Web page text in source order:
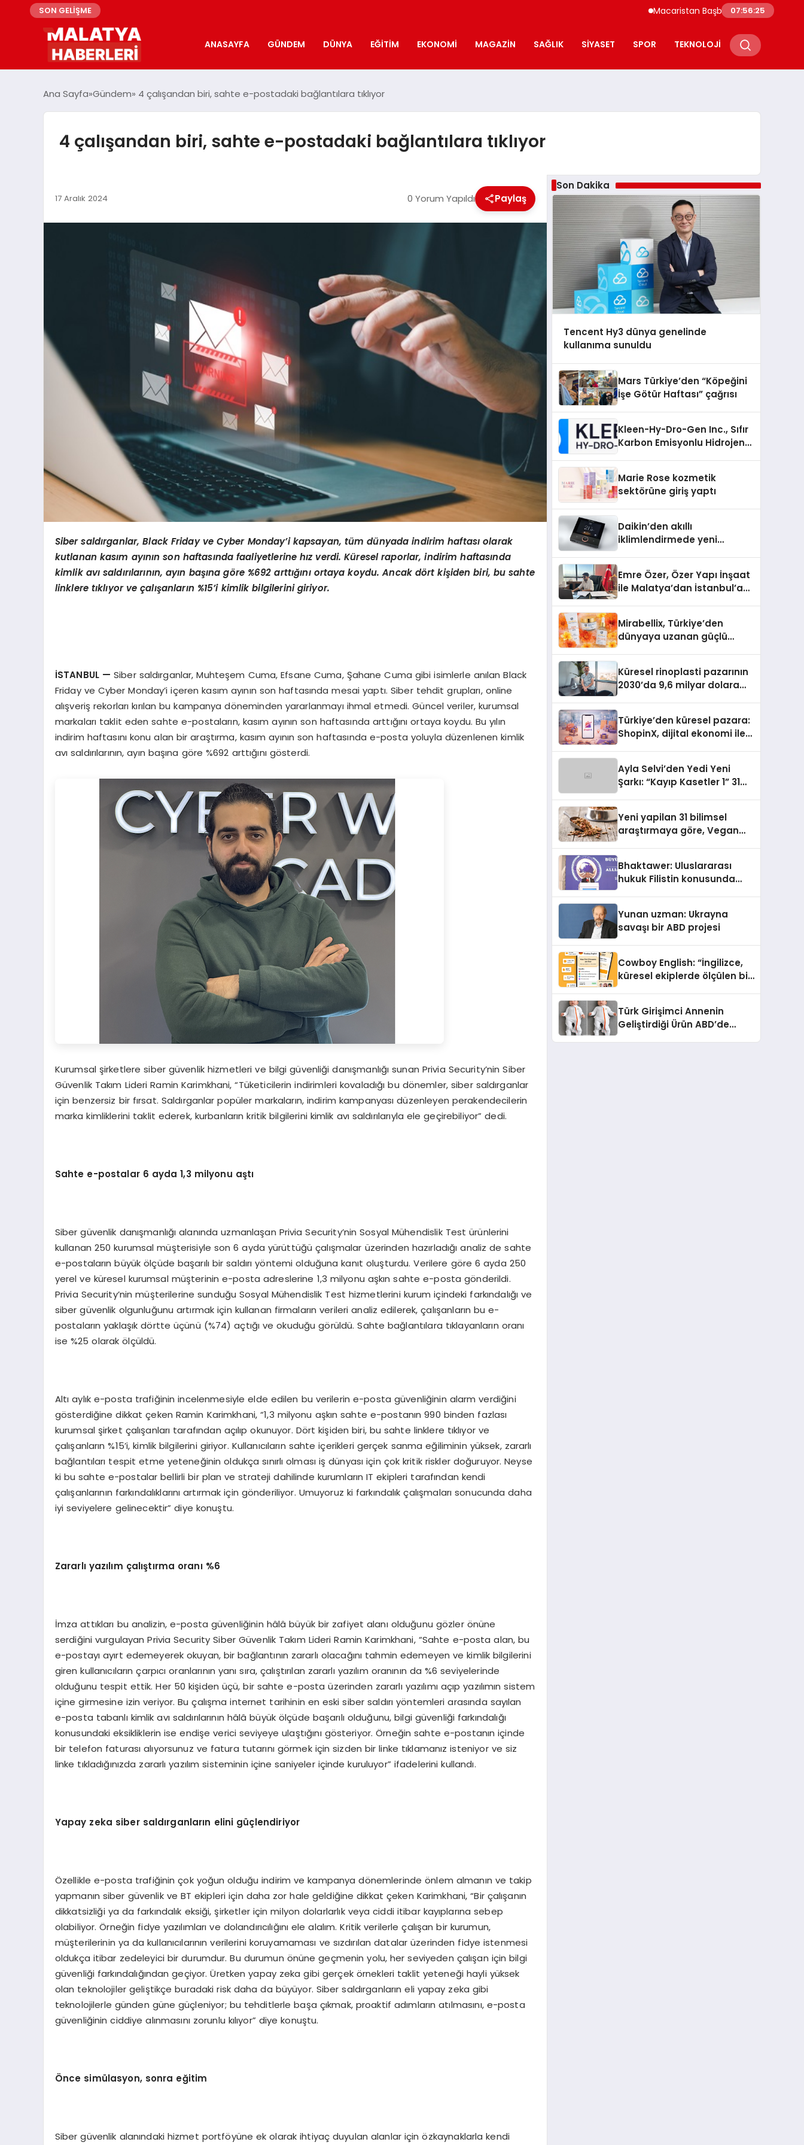
SON GELİŞME Macaristan Başbakanı Duyurdu Paks Nükleer
07:56:27
ANASAYFA GÜNDEM DÜNYA EĞITIM EKONOMI MAGAZIN SAĞLIK SIYASET SPOR TEKNOLOJI
Ana Sayfa Gündem 4 çalışandan biri, sahte e-postadaki bağlantılara tıklıyor
4 çalışandan biri, sahte e-postadaki bağlantılara tıklıyor
17 Aralık 2024 0 Yorum Yapıldı Paylaş
Siber saldırganlar, Black Friday ve Cyber Monday’i kapsayan, tüm dünyada indirim haftası olarak
kutlanan kasım ayının son haftasında faaliyetlerine hız verdi. Küresel raporlar, indirim haftasında
kimlik avı saldırılarının, ayın başına göre %692 arttığını ortaya koydu. Ancak dört kişiden biri, bu sahte
linklere tıklıyor ve çalışanların %15’i kimlik bilgilerini giriyor.
İSTANBUL — Siber saldırganlar, Muhteşem Cuma, Efsane Cuma, Şahane Cuma gibi isimlerle anılan Black
Friday ve Cyber Monday’i içeren kasım ayının son haftasında mesai yaptı. Siber tehdit grupları, online
alışveriş rekorları kırılan bu kampanya döneminden yararlanmayı ihmal etmedi. Güncel veriler, kurumsal
markaları taklit eden sahte e-postaların, kasım ayının son haftasında arttığını ortaya koydu. Bu yılın
indirim haftasını konu alan bir araştırma, kasım ayının son haftasında e-posta yoluyla düzenlenen kimlik
avı saldırılarının, ayın başına göre %692 arttığını gösterdi.
Kurumsal şirketlere siber güvenlik hizmetleri ve bilgi güvenliği danışmanlığı sunan Privia Security’nin Siber
Güvenlik Takım Lideri Ramin Karimkhani, “Tüketicilerin indirimleri kovaladığı bu dönemler, siber saldırganlar
için benzersiz bir fırsat. Saldırganlar popüler markaların, indirim kampanyası düzenleyen perakendecilerin
marka kimliklerini taklit ederek, kurbanların kritik bilgilerini kimlik avı saldırılarıyla ele geçirebiliyor” dedi.
Sahte e-postalar 6 ayda 1,3 milyonu aştı
Siber güvenlik danışmanlığı alanında uzmanlaşan Privia Security’nin Sosyal Mühendislik Test ürünlerini
kullanan 250 kurumsal müşterisiyle son 6 ayda yürüttüğü çalışmalar üzerinden hazırladığı analiz de sahte
e-postaların büyük ölçüde başarılı bir saldırı yöntemi olduğuna kanıt oluşturdu. Verilere göre 6 ayda 250
yerel ve küresel kurumsal müşterinin e-posta adreslerine 1,3 milyonu aşkın sahte e-posta gönderildi.
Privia Security’nin müşterilerine sunduğu Sosyal Mühendislik Test hizmetlerini kurum içindeki farkındalığı ve
siber güvenlik olgunluğunu artırmak için kullanan firmaların verileri analiz edilerek, çalışanların bu e-
postaların yaklaşık dörtte üçünü (%74) açtığı ve okuduğu görüldü. Sahte bağlantılara tıklayanların oranı
ise %25 olarak ölçüldü.
Altı aylık e-posta trafiğinin incelenmesiyle elde edilen bu verilerin e-posta güvenliğinin alarm verdiğini
gösterdiğine dikkat çeken Ramin Karimkhani, “1,3 milyonu aşkın sahte e-postanın 990 binden fazlası
kurumsal şirket çalışanları tarafından açılıp okunuyor. Dört kişiden biri, bu sahte linklere tıklıyor ve
çalışanların %15’i, kimlik bilgilerini giriyor. Kullanıcıların sahte içerikleri gerçek sanma eğiliminin yüksek, zararlı
bağlantıları tespit etme yeteneğinin oldukça sınırlı olması iş dünyası için çok kritik riskler doğuruyor. Neyse
ki bu sahte e-postalar bellirli bir plan ve strateji dahilinde kurumların IT ekipleri tarafından kendi
çalışanlarının farkındalıklarını artırmak için gönderiliyor. Umuyoruz ki farkındalık çalışmaları sonucunda daha
iyi seviyelere gelinecektir” diye konuştu.
Zararlı yazılım çalıştırma oranı %6
İmza attıkları bu analizin, e-posta güvenliğinin hâlâ büyük bir zafiyet alanı olduğunu gözler önüne
serdiğini vurgulayan Privia Security Siber Güvenlik Takım Lideri Ramin Karimkhani, “Sahte e-posta alan, bu
e-postayı ayırt edemeyerek okuyan, bir bağlantının zararlı olacağını tahmin edemeyen ve kimlik bilgilerini
giren kullanıcıların çarpıcı oranlarının yanı sıra, çalıştırılan zararlı yazılım oranının da %6 seviyelerinde
olduğunu tespit ettik. Her 50 kişiden üçü, bir sahte e-posta üzerinden zararlı yazılımı açıp yazılımın sistem
içine girmesine izin veriyor. Bu çalışma internet tarihinin en eski siber saldırı yöntemleri arasında sayılan
e-posta tabanlı kimlik avı saldırılarının hâlâ büyük ölçüde başarılı olduğunu, bilgi güvenliği farkındalığı
konusundaki eksikliklerin ise endişe verici seviyeye ulaştığını gösteriyor. Örneğin sahte e-postanın içinde
bir telefon faturası alıyorsunuz ve fatura tutarını görmek için sizden bir linke tıklamanız isteniyor ve siz
linke tıkladığınızda zararlı yazılım sisteminin içine saniyeler içinde kuruluyor” ifadelerini kullandı.
Yapay zeka siber saldırganların elini güçlendiriyor
Özellikle e-posta trafiğinin çok yoğun olduğu indirim ve kampanya dönemlerinde önlem almanın ve takip
yapmanın siber güvenlik ve BT ekipleri için daha zor hale geldiğine dikkat çeken Karimkhani, “Bir çalışanın
dikkatsizliği ya da farkındalık eksiği, şirketler için milyon dolarlarlık veya ciddi itibar kayıplarına sebep
olabiliyor. Örneğin fidye yazılımları ve dolandırıcılığını ele alalım. Kritik verilerle çalışan bir kurumun,
müşterilerinin ya da kullanıcılarının verilerini koruyamaması ve sızdırılan datalar üzerinden fidye istenmesi
oldukça itibar zedeleyici bir durumdur. Bu durumun önüne geçmenin yolu, her seviyeden çalışan için bilgi
güvenliği farkındalığından geçiyor. Üretken yapay zeka gibi gerçek örnekleri taklit yeteneği hayli yüksek
olan teknolojiler geliştikçe buradaki risk daha da büyüyor. Siber saldırganların eli yapay zeka gibi
teknolojilerle günden güne güçleniyor; bu tehditlerle başa çıkmak, proaktif adımların atılmasını, e-posta
güvenliğinin ciddiye alınmasını zorunlu kılıyor” diye konuştu.
Önce simülasyon, sonra eğitim
Siber güvenlik alanındaki hizmet portföyüne ek olarak ihtiyaç duyulan alanlar için özkaynaklarla kendi
Son Dakika
Tencent Hy3 dünya genelinde
kullanıma sunuldu
Mars Türkiye’den “Köpeğini
İşe Götür Haftası” çağrısı
Kleen-Hy-Dro-Gen Inc., Sıfır
Karbon Emisyonlu Hidrojen
Aldı
Marie Rose kozmetik
sektörüne giriş yaptı
Daikin’den akıllı
iklimlendirmede yeni
Emre Özer, Özer Yapı İnşaat
ile Malatya’dan İstanbul’a
Mirabellix, Türkiye’den
dünyaya uzanan güçlü
Küresel rinoplasti pazarının
2030’da 9,6 milyar dolara
Türkiye’den küresel pazara:
ShopinX, dijital ekonomi ile
Ayla Selvi’den Yedi Yeni
Şarkı: “Kayıp Kasetler 1” 31
Yeni yapilan 31 bilimsel
araştırmaya göre, Vegan
Sindirildiğini Ortaya Koydu
Bhaktawer: Uluslararası
hukuk Filistin konusunda
Yunan uzman: Ukrayna
savaşı bir ABD projesi
Cowboy English: “İngilizce,
küresel ekiplerde ölçülen bir
Türk Girişimci Annenin
Geliştirdiği Ürün ABD’de